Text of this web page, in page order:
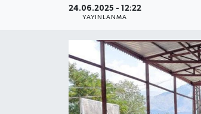
24.06.2025 - 12:22
YAYINLANMA
Günün Manşetleri
Haber Kuşakları
Haber Arşivi